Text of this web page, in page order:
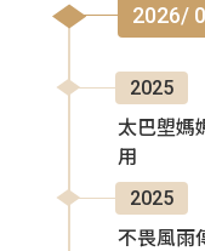
2026/
2025
太巴塱媽
用
2025
不畏風雨